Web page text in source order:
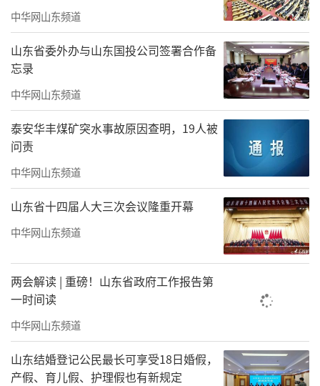
中华网山东频道
山东省委外办与山东国投公司签署合作备
忘录
中华网山东频道
泰安华丰煤矿突水事故原因查明，19人被
问责
中华网山东频道
山东省十四届人大三次会议隆重开幕
中华网山东频道
两会解读 | 重磅！山东省政府工作报告第
一时间读
中华网山东频道
山东结婚登记公民最长可享受18日婚假，
产假、育儿假、护理假也有新规定